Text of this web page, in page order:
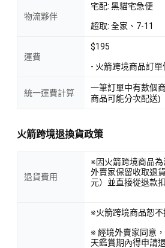
物流夥伴
宅配: 黑貓宅急便
超取: 全家、7-11
運費
$195
- 火箭跨境商品訂
統一運費計算
一筆訂單中有數個
商品可能分次配送)
火箭跨境退換貨政策
退貨費用
※因火箭跨境商品
外賣家保留收取退
元）並直接從退款
※火箭跨境商品恕不
※ 經境外賣家同意
天鑑賞期內得申請